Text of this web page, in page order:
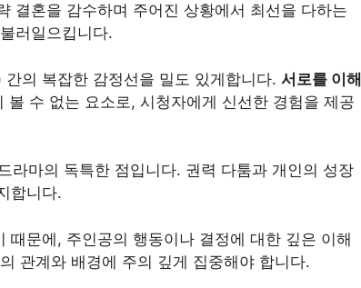
결혼을 감수하며 주어진 상황에서 최선을 다하는
러일으킵니다.
의 복잡한 감정선을 밀도 있게합니다. 서로를 이해
볼 수 없는 요소로, 시청자에게 신선한 경험을 제공
라마의 독특한 점입니다. 권력 다툼과 개인의 성장
합니다.
때문에, 주인공의 행동이나 결정에 대한 깊은 이해
관계와 배경에 주의 깊게 집중해야 합니다.